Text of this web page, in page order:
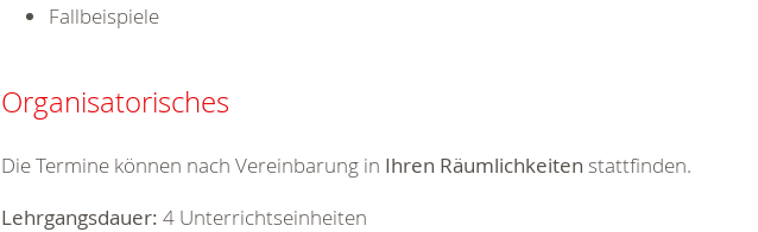
Fallbeispiele
Organisatorisches
Die Termine können nach Vereinbarung in Ihren Räumlichkeiten stattfinden.
Lehrgangsdauer: 4 Unterrichtseinheiten